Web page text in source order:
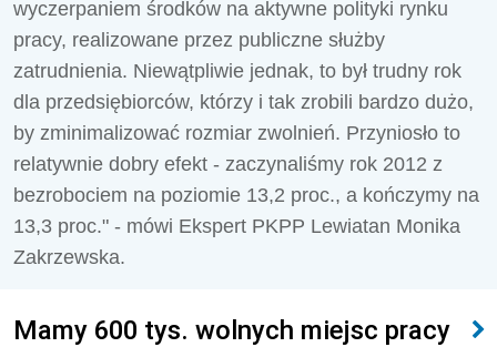
wyczerpaniem środków na aktywne polityki rynku
pracy, realizowane przez publiczne służby
zatrudnienia. Niewątpliwie jednak, to był trudny rok
dla przedsiębiorców, którzy i tak zrobili bardzo dużo,
by zminimalizować rozmiar zwolnień. Przyniosło to
relatywnie dobry efekt - zaczynaliśmy rok 2012 z
bezrobociem na poziomie 13,2 proc., a kończymy na
13,3 proc." - mówi Ekspert PKPP Lewiatan Monika
Zakrzewska.
Mamy 600 tys. wolnych miejsc pracy